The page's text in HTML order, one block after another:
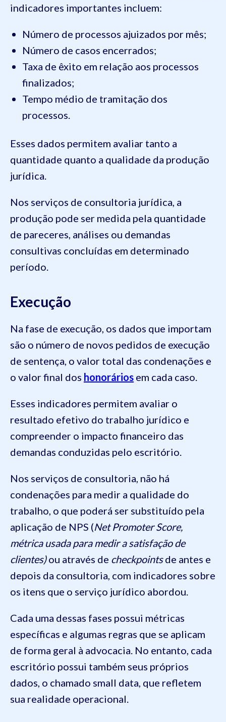
indicadores importantes incluem:
Número de processos ajuizados por mês;
Número de casos encerrados;
Taxa de êxito em relação aos processos
finalizados;
Tempo médio de tramitação dos
processos.
Esses dados permitem avaliar tanto a
quantidade quanto a qualidade da produção
jurídica.
Nos serviços de consultoria jurídica, a
produção pode ser medida pela quantidade
de pareceres, análises ou demandas
consultivas concluídas em determinado
período.
Execução
Na fase de execução, os dados que importam
são o número de novos pedidos de execução
de sentença, o valor total das condenações e
o valor final dos honorários em cada caso.
Esses indicadores permitem avaliar o
resultado efetivo do trabalho jurídico e
compreender o impacto financeiro das
demandas conduzidas pelo escritório.
Nos serviços de consultoria, não há
condenações para medir a qualidade do
trabalho, o que poderá ser substituído pela
aplicação de NPS (Net Promoter Score,
métrica usada para medir a satisfação de
clientes)ou através de checkpointsde antes e
depois da consultoria, com indicadores sobre
os itens que o serviço jurídico abordou.
Cada uma dessas fases possui métricas
específicas e algumas regras que se aplicam
de forma geral à advocacia. No entanto, cada
escritório possui também seus próprios
dados, o chamado small data, que refletem
sua realidade operacional.